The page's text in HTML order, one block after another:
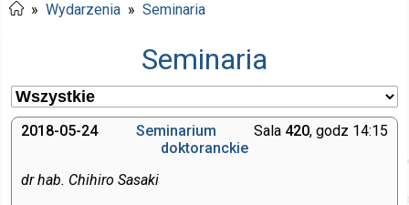
» Wydarzenia » Seminaria
Seminaria
2018-05-24 Sala 420, godz 14:15
Seminarium
doktoranckie
dr hab. Chihiro Sasaki